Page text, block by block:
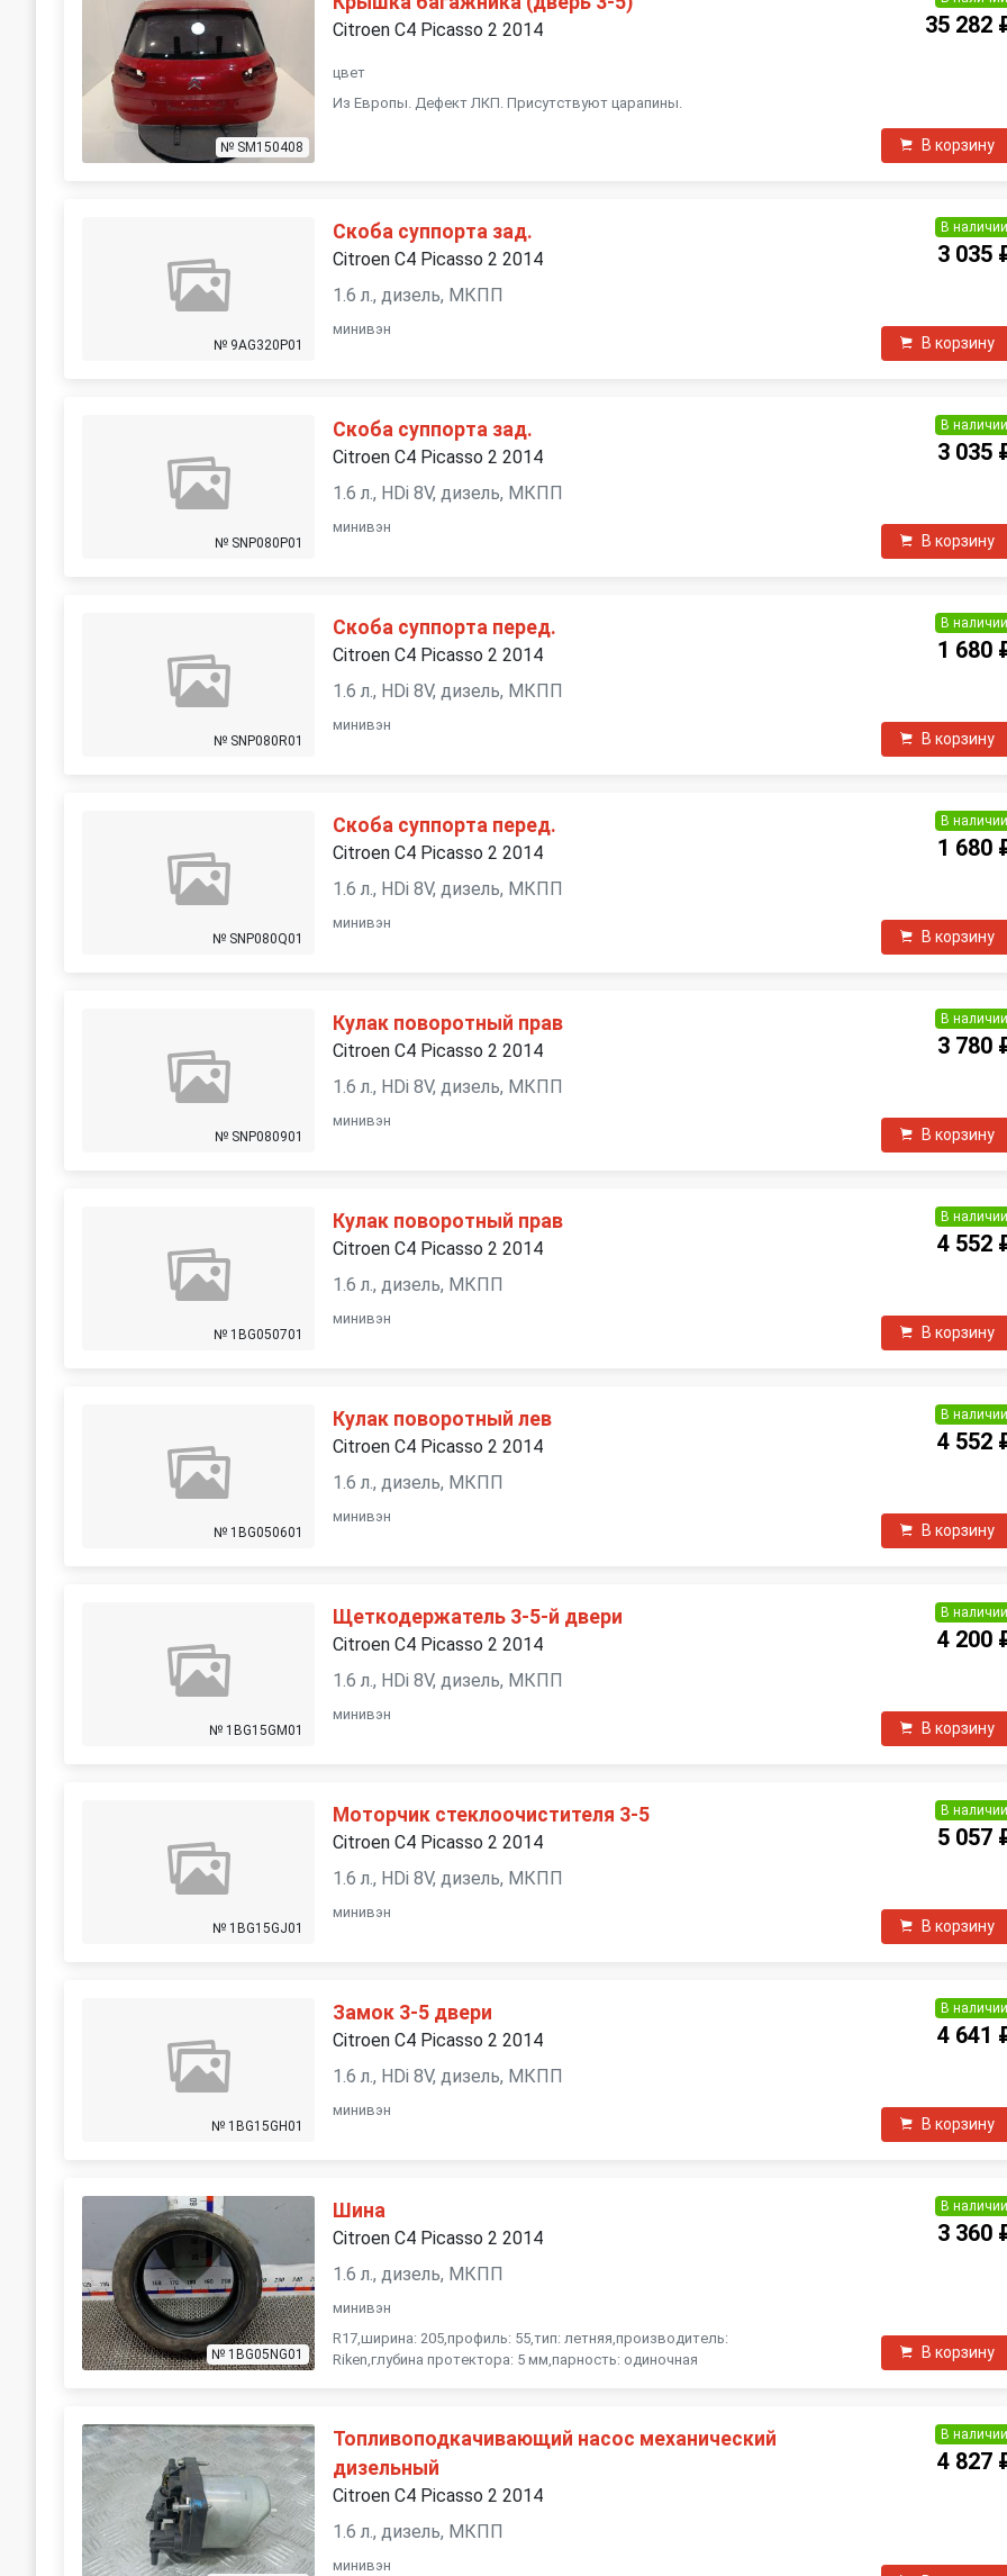
№ SM150408
Citroen C4 Picasso 2 2014
цвет
Из Европы. Дефект ЛКП. Присутствуют царапины.
35 282
В корзину
№ 9AG320P01
Скоба суппорта зад.
Citroen C4 Picasso 2 2014
1.6 л., дизель, МКПП
минивэн
В наличии
3 035
В корзину
№ SNP080P01
Скоба суппорта зад.
Citroen C4 Picasso 2 2014
1.6 л., HDi 8V, дизель, МКПП
минивэн
В наличии
3 035
В корзину
№ SNP080R01
Скоба суппорта перед.
Citroen C4 Picasso 2 2014
1.6 л., HDi 8V, дизель, МКПП
минивэн
В наличии
1 680
В корзину
№ SNP080Q01
Скоба суппорта перед.
Citroen C4 Picasso 2 2014
1.6 л., HDi 8V, дизель, МКПП
минивэн
В наличии
1 680
В корзину
№ SNP080901
Кулак поворотный прав
Citroen C4 Picasso 2 2014
1.6 л., HDi 8V, дизель, МКПП
минивэн
В наличии
3 780
В корзину
№ 1BG050701
Кулак поворотный прав
Citroen C4 Picasso 2 2014
1.6 л., дизель, МКПП
минивэн
В наличии
4 552
В корзину
№ 1BG050601
Кулак поворотный лев
Citroen C4 Picasso 2 2014
1.6 л., дизель, МКПП
минивэн
В наличии
4 552
В корзину
№ 1BG15GM01
Щеткодержатель 3-5-й двери
Citroen C4 Picasso 2 2014
1.6 л., HDi 8V, дизель, МКПП
минивэн
В наличии
4 200
В корзину
№ 1BG15GJ01
Моторчик стеклоочиcтителя 3-5
Citroen C4 Picasso 2 2014
1.6 л., HDi 8V, дизель, МКПП
минивэн
В наличии
5 057
В корзину
№ 1BG15GH01
Замок 3-5 двери
Citroen C4 Picasso 2 2014
1.6 л., HDi 8V, дизель, МКПП
минивэн
В наличии
4 641
В корзину
№ 1BG05NG01
Шина
Citroen C4 Picasso 2 2014
1.6 л., дизель, МКПП
минивэн
R17,ширина: 205,профиль: 55,тип: летняя,производитель:
Riken,глубина протектора: 5 мм,парность: одиночная
В наличии
3 360
В корзину
Топливоподкачивающий насос механический
дизельный
Citroen C4 Picasso 2 2014
1.6 л., дизель, МКПП
минивэн
В наличии
4 827